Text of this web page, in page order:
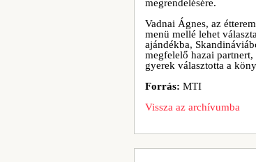
megrendelésére.
Vadnai Ágnes, az
menü mellé lehet
ajándékba,
megfelelő hazai
gyerek választotta a
Forrás: MTI
Vissza az archívumba